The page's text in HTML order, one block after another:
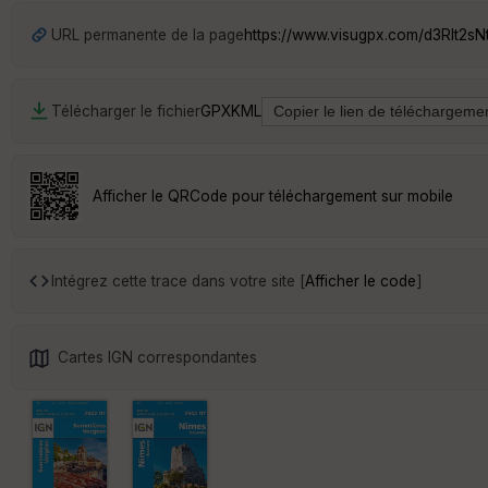
URL permanente de la pagehttps://www.visugpx.com/
Télécharger le fichierGPXKML
Afficher le QRCode pour téléchargement sur mobile
Intégrez cette trace dans votre site [Afficher le code]
Cartes IGN correspondantes